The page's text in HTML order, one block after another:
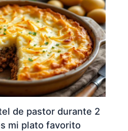
de pastor durante 2
mi plato favorito